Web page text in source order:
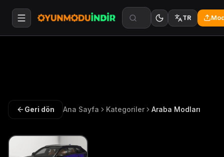
TR
Geri dön Ana Sayfa Kategoriler Araba Modları